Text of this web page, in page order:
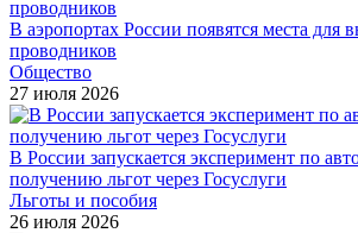
В аэропортах России появятся места для
проводников
Общество
27 июля 2026
В России запускается эксперимент по
получению льгот через Госуслуги
Льготы и пособия
26 июля 2026